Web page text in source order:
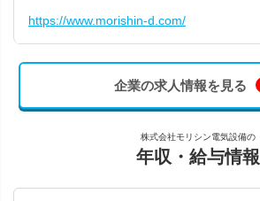
https://www.morishin-d.com/
企業の求人情報を見る
株式会社モリシン電気設備の
年収・給与情報